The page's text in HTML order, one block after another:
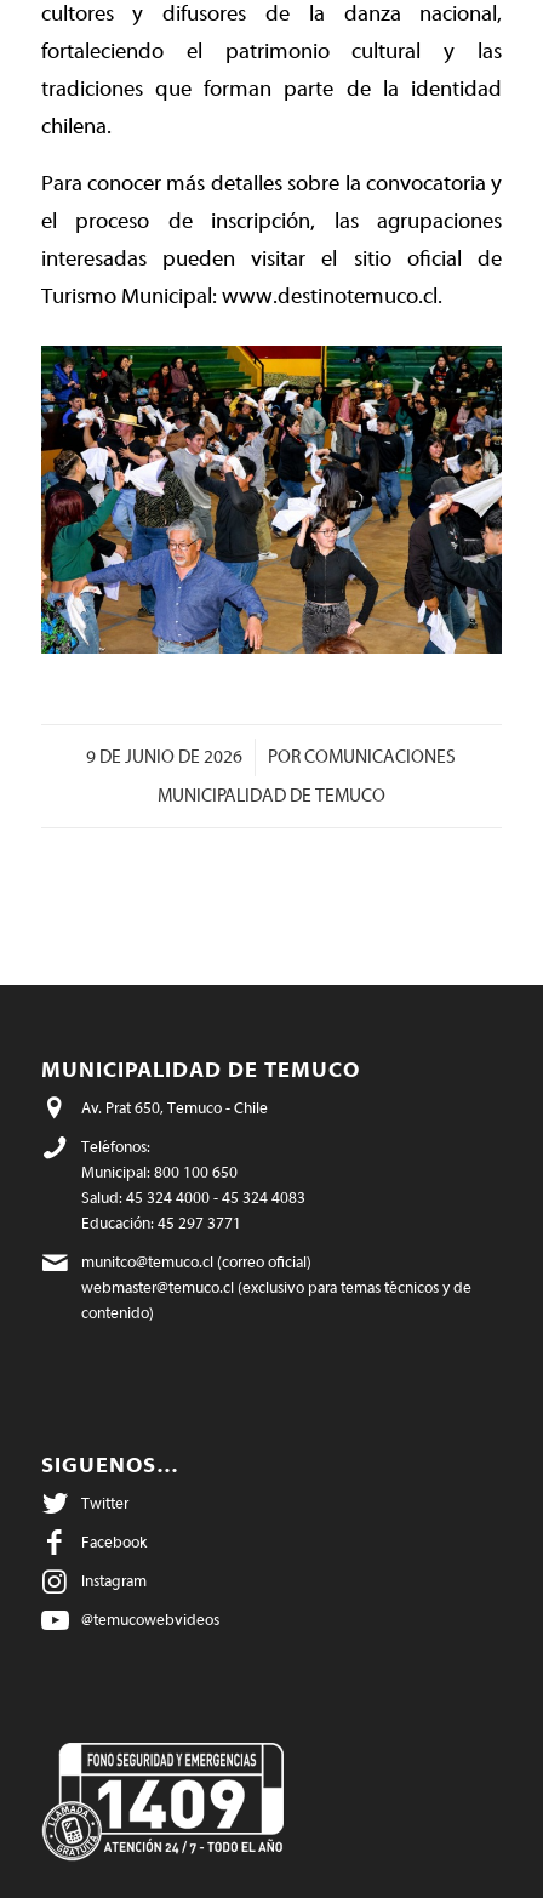
cultores y difusores de la danza nacional,
fortaleciendo el patrimonio cultural y las
tradiciones que forman parte de la identidad
chilena.
Para conocer más detalles sobre la convocatoria y
el proceso de inscripción, las agrupaciones
interesadas pueden visitar el sitio oficial de
Turismo Municipal: www.destinotemuco.cl.
9 DE JUNIO DE 2026
/ PORCOMUNICACIONES
MUNICIPALIDAD DE TEMUCO
MUNICIPALIDAD DE TEMUCO
Av. Prat 650, Temuco - Chile
Teléfonos:
Municipal: 800 100 650
Salud: 45 324 4000 - 45 324 4083
Educación: 45 297 3771
munitco@temuco.cl(correo oficial)
webmaster@temuco.cl(exclusivo para temas técnicos y de
contenido)
SIGUENOS…
Twitter
Facebook
Instagram
@temucowebvideos